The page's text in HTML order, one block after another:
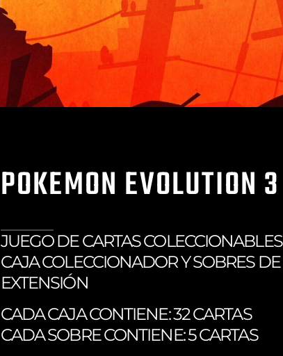
POKEMON EVOLUTION 3
JUEGO DE CARTAS COLECCIONABLES
CAJA COLECCIONADOR Y SOBRES DE
EXTENSIÓN
CADA CAJA CONTIENE: 32 CARTAS
CADA SOBRE CONTIENE: 5 CARTAS